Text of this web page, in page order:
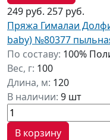
249 руб. 257 руб.
Пряжа Гималаи
baby) №80377
По составу: 100%
Вес, г: 100
Длина, м: 120
В наличии: 9 шт
В корзину